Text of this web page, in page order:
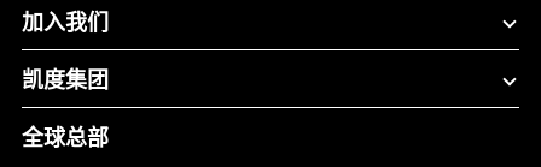
加入我们
凯度集团
全球总部